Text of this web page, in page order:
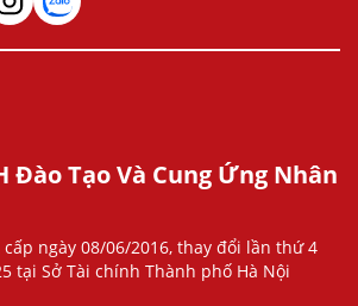
Đào Tạo Và Cung Ứng Nhân
cấp ngày 08/06/2016, thay đổi lần thứ 4
tại Sở Tài chính Thành phố Hà Nội